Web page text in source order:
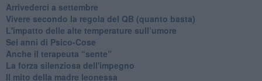
​Arrivederci a settembre
​Vivere secondo la regola del QB (quanto basta)
​L'impatto delle alte temperature sull’umore
Sei anni di Psico-Cose
​Anche il terapeuta “sente”
​La forza silenziosa dell'impegno
​Il mito della madre leonessa